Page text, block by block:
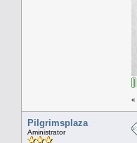
«
Pilgrimsplaza
Aministrator